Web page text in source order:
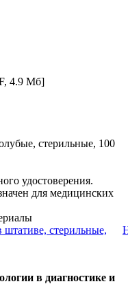
4.9 Мб]
стерильные, 100
удостоверения.
для медицинских
стерильные,
в диагностике и